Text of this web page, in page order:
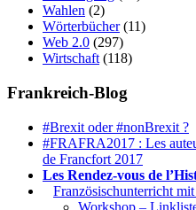
Wahlen (2)
Wörterbücher(11)
Web 2.0 (297)
Wirtschaft (118)
Frankreich-Blog
#Brexit oder #nonBrexit ?
#FRAFRA2017 : Les
de Francfort 2017
Les Rendez-vous de
Französischunterricht
Workshop –